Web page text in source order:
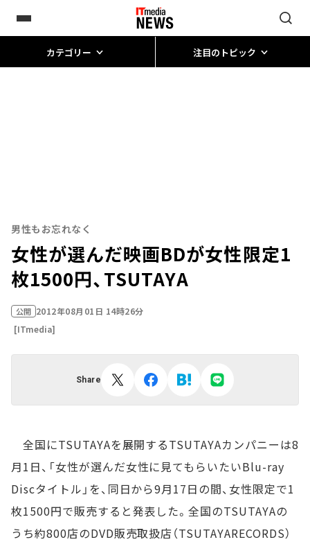
カテゴリー 注目のトピック
男性もお忘れなく
女性が選んだ映画BDが女性限定1
枚1500円、TSUTAYA
公開 2012年08月01日 14時26分
[ITmedia]
Share
全国にTSUTAYAを展開するTSUTAYAカンパニーは8
月1日、「女性が選んだ女性に見てもらいたいBlu-ray
Discタイトル」を、同日から9月17日の間、女性限定で1
枚1500円で販売すると発表した。全国のTSUTAYAの
うち約800店のDVD販売取扱店（TSUTAYARECORDS）